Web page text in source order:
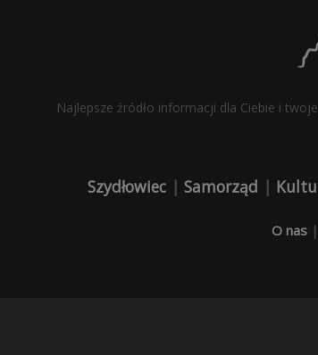
Najlepsze źródło informacji dla Ciebie i
Szydłowiec | Samorząd |
O nas |